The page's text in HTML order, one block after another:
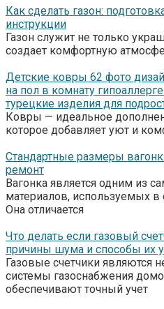
Как сделать газон:
инструкции
Газон служит не только
создает комфортную
Детские ковры 62 фото
на пол в комнату
турецкие изделия для
Ковры — идеальное
которое добавляет уют и
Стандартные размеры
ремонт
Вагонка является одним из
материалов, используемых в
Она отличается
Что делать если газовый
причины шума и способы их
Газовые счетчики являются
системы газоснабжения
обеспечивают точный учет